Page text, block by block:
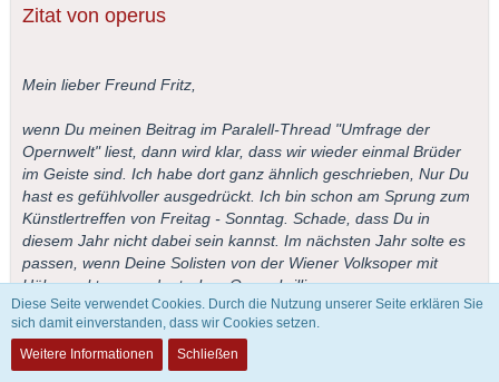
Zitat von operus
Mein lieber Freund Fritz,
wenn Du meinen Beitrag im Paralell-Thread "Umfrage der
Opernwelt" liest, dann wird klar, dass wir wieder einmal Brüder
im Geiste sind. Ich habe dort ganz ähnlich geschrieben, Nur Du
hast es gefühlvoller ausgedrückt. Ich bin schon am Sprung zum
Künstlertreffen von Freitag - Sonntag. Schade, dass Du in
diesem Jahr nicht dabei sein kannst. Im nächsten Jahr solte es
passen, wenn Deine Solisten von der Wiener Volksoper mit
Höhepunkten aus deutschen Opern brillieren.
Herzlichst
Operus
Diese Seite verwendet Cookies. Durch die Nutzung unserer Seite erklären Sie
sich damit einverstanden, dass wir Cookies setzen.
Weitere Informationen
Schließen